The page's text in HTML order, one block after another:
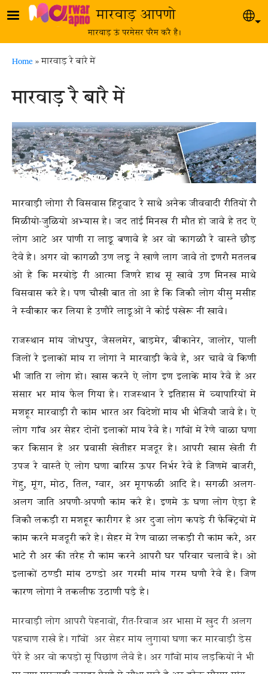
Skip to main contentमारवाड़ आपणो
मारवाड़ ऊं परमेसर परैम करै है।
Breadcrumb
Home मारवाड़ रै बारै में
मारवाड़ रै बारै में
मारवाड़ी लोगां रौ विसवास हिंदूवाद रै साथै अनैक जीववादी रीतियों रौ
मिळीयो-जुळियो अभ्यास है। जद तांई मिनख री मौत हो जावै है तद ऐ
लोग आटे अर पांणी रा लाडू बणावै है अर वो कागळौ रै वास्तै छौड़
दैवै है। अगर वो कागळौ उण लडू नै खाणै लाग जावै तो इणरौ मतलब
ओ है कि मरयोड़े री आत्मा जिणरै हाथ सूं खावै उण मिनख माथै
विसवास करै है। पण चौखी बात तो आ है कि जिकौ लोग यीसु मसीह
नै स्वीकार कर लिया है उणौरै लाडूओं नै कोई पंखेरू नीं खावै।
राजस्थान मांय जोधपुर, जैसलमेर, बाड़मेर, बीकानेर, जालोर, पाली
जिलों रै इलाकों मांय रा लोगां नै मारवाड़ी कैवै है, अर चावै वे किणी
भी जाति रा लोग हो। खास करनै ऐ लोग इण इलाकें मांय रैवै है अर
संसार भर मांय फैल गिया है। राजस्थान रै इतिहास में व्यापारियों मे
मशहूर मारवाड़ी रौ कांम भारत अर विदेशों मांय भी भैजियौ जावै है। ऐ
लोग गाँव अर सैहर दोनों इलाकों मांय रैवै है। गाँवों में रैणै वाळा घणा
कर किसान है अर प्रवासी खेतीहर मजदूर है। आपरी खास खेती री
उपज रै वास्तै ऐ लोग घणा बारिस ऊपर निर्भर रैवै है जिणमें बाजरी,
गेंहु, मूंग, मोठ, तिल, ग्वार, अर मूगफळी आदि है। सगळी अलग-
अलग जाति अपणौ-अपणौ कांम करै है। इणमे ऊं घणा लोग ऐड़ा है
जिकौ लकड़ी रा मशहूर कारीगर है अर दुजा लोग कपड़े री फैक्ट्रियों में
कांम करनै मजदूरी करै है। सैहर में रैण वाळा लकड़ी रौ कांम करै, अर
भाटै रौ अर की तरैह रौ कांम करनै आपरौ घर परिवार चलावै है। ओ
इलाकों ठण्डी मांय ठण्डो अर गरमी मांय गरम घणौ रैवै है। जिण
कारण लोगां नै तकलीफ उठाणी पड़ै है।
मारवाड़ी लोग आपरौ पेहनावों, रीत-रिवाज अर भासा में खुद री अलग
पहचाण राखै है। गाँवों अर सैहर मांय लुगायां घणा कर मारवाड़ी डेस
पैरै है अर वो कपड़ो सूं पिछांणं लैवै है। अर गाँवों मांय लड़कियों नै भी